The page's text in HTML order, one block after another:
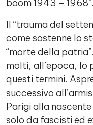
boom 1943 – 1968”.
Il “trauma del
come sostenne lo
“morte della
molti, all’epoca, lo
questi termini.
successivo
Parigi alla
solo da fascisti ed